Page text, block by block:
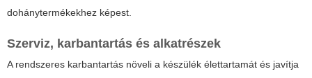
dohánytermékekhez képest.
Szerviz, karbantartás és alkatrészek
A rendszeres karbantartás növeli a készülék élettartamát és javítja